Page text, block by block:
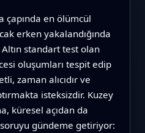
çapında en ölümcül
erken yakalandığında
standart test olan
oluşumları tespit edip
zaman alıcıdır ve
isteksizdir. Kuzey
küresel açıdan da
gündeme getiriyor: